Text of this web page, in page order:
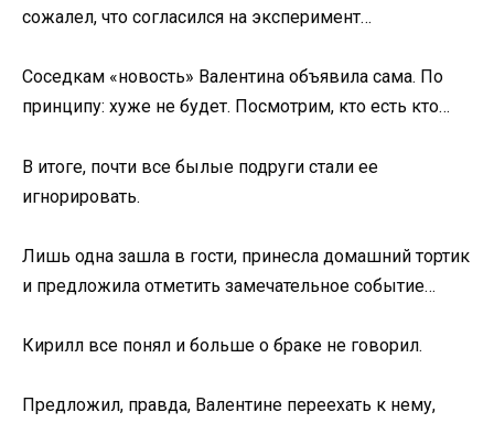
сожалел, что согласился на эксперимент…
Соседкам «новость» Валентина объявила сама. По
принципу: хуже не будет. Посмотрим, кто есть кто…
В итоге, почти все былые подруги стали ее
игнорировать.
Лишь одна зашла в гости, принесла домашний тортик
и предложила отметить замечательное событие…
Кирилл все понял и больше о браке не говорил.
Предложил, правда, Валентине переехать к нему,